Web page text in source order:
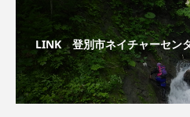
LINK 登別市ネイチャーセン